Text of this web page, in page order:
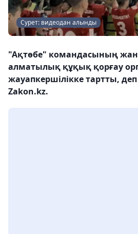
Сурет: видеодан алынды
"Ақтөбе" командасының
алматылық құқық қорғау
жауапкершілікке тартты,
Zakon.kz.